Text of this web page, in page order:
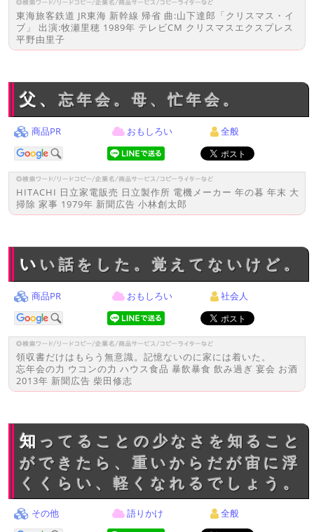
東海旅客鉄道 JR東海 新幹線 帰省 曲:山下達郎「クリスマス・イ
ブ」 出演:牧瀬里穂 1989年 テレビCM クリスマスエクスプレス
平野由里子
父、忘年会。母、忙年会。
商品PR おもしろい 全般
HITACHI 日立家電販売 日立製作所 電機メーカー 年の暮 年末 大
掃除 家事 1979年 新聞広告 小林創太郎
いい話をした。覚えてないけど。
商品PR おもしろい 社会人
領収書だけはもらう無意識。記憶ないのに家には着いた。
忘年会の力 ウコンの力 ハウス食品 暴飲暴食 飲み過ぎ 宴会 お酒
2013年 新聞広告 柴田修志
知ってることの少なさを知ること
ができたら、重いからだが宙に浮
くくらい、軽くなれるでしょう。
その他 語りかけ 全般